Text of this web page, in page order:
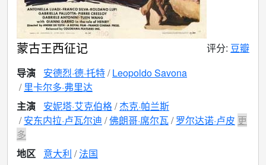
蒙古王西征记 评分: 豆瓣
导演
安德烈·德·托特 Leopoldo Savona
里卡尔多·弗里达
主演
安妮塔·艾克伯格 杰克·帕兰斯
安东内拉·卢瓦尔迪 佛朗哥·席尔瓦 罗尔达诺·卢皮 更
多
地区
意大利 法国